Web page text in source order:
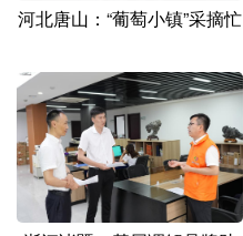
河北唐山：“葡萄小镇”采摘忙